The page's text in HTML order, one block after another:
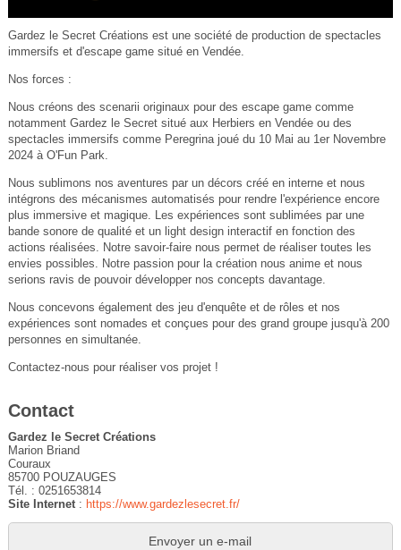
Gardez le Secret Créations est une société de production de spectacles
immersifs et d'escape game situé en Vendée.
Nos forces :
Nous créons des scenarii originaux pour des escape game comme
notamment Gardez le Secret situé aux Herbiers en Vendée ou des
spectacles immersifs comme Peregrina joué du 10 Mai au 1er Novembre
2024 à O'Fun Park.
Nous sublimons nos aventures par un décors créé en interne et nous
intégrons des mécanismes automatisés pour rendre l'expérience encore
plus immersive et magique. Les expériences sont sublimées par une
bande sonore de qualité et un light design interactif en fonction des
actions réalisées. Notre savoir-faire nous permet de réaliser toutes les
envies possibles. Notre passion pour la création nous anime et nous
serions ravis de pouvoir développer nos concepts davantage.
Nous concevons également des jeu d'enquête et de rôles et nos
expériences sont nomades et conçues pour des grand groupe jusqu'à 200
personnes en simultanée.
Contactez-nous pour réaliser vos projet !
Contact
Gardez le Secret Créations
Marion Briand
Couraux
85700 POUZAUGES
Tél. : 0251653814
Site Internet: https://www.gardezlesecret.fr/
Envoyer un e-mail